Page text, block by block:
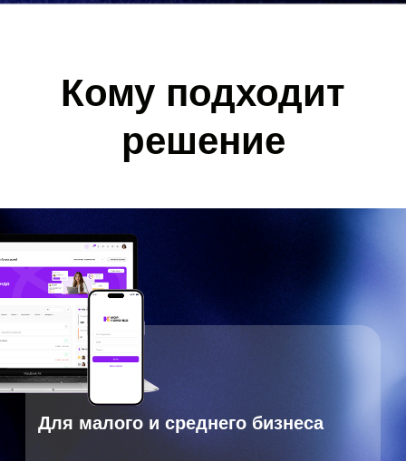
Обсудить
специалисты
Партнёрские отношения с вендором
Моя команда»